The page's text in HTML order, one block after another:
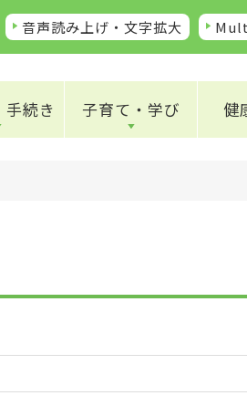
音声読み上げ・文字拡大
手続き 子育て・学び 健